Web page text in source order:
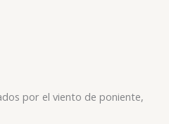
por el viento de poniente,